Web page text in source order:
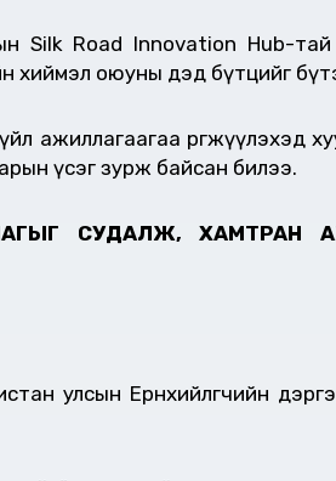
Road Innovation Hub-тай
хиймэл оюуны дэд бүтцийг
ажиллагаагаа өргөжүүлэхэд
үсэг зурж байсан билээ.
ЫГ СУДАЛЖ, ХАМТРАН
улсын Ерөнхийлөгчийн